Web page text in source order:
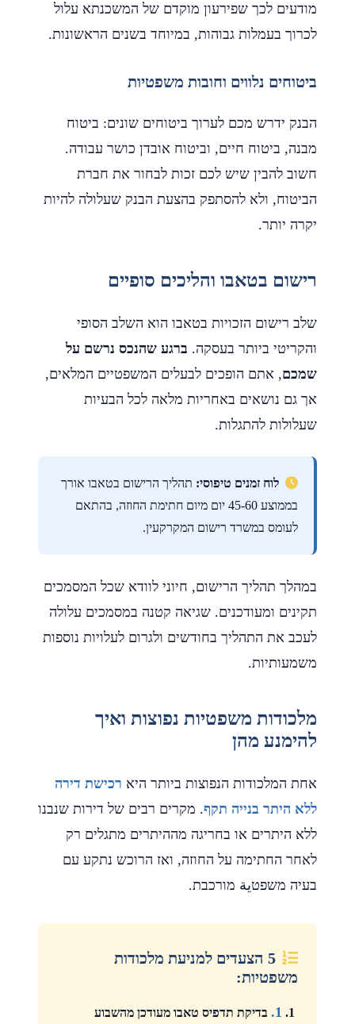
מודעים לכך שפירעון מוקדם של המשכנתא עלול
לכרוך בעמלות גבוהות, במיוחד בשנים הראשונות.
ביטוחים נלווים וחובות משפטיות
הבנק ידרש מכם לערוך ביטוחים שונים: ביטוח
מבנה, ביטוח חיים, וביטוח אובדן כושר עבודה.
חשוב להבין שיש לכם זכות לבחור את חברת
הביטוח, ולא להסתפק בהצעת הבנק שעלולה להיות
יקרה יותר.
רישום בטאבו והליכים סופיים
שלב רישום הזכויות בטאבו הוא השלב הסופי
והקריטי ביותר בעסקה. ברגע שהנכס נרשם על
שמכם, אתם הופכים לבעלים המשפטיים המלאים,
אך גם נושאים באחריות מלאה לכל הבעיות
שעלולות להתגלות.
לוח זמנים טיפוסי: תהליך הרישום בטאבו אורך
בממוצע 45-60 יום מיום חתימת החוזה, בהתאם
לעומס במשרד רישום המקרקעין.
במהלך תהליך הרישום, חיוני לוודא שכל המסמכים
תקינים ומעודכנים. שגיאה קטנה במסמכים עלולה
לעכב את התהליך בחודשים ולגרום לעלויות נוספות
משמעותיות.
מלכודות משפטיות נפוצות ואיך
להימנע מהן
אחת המלכודות הנפוצות ביותר היא רכישת דירה
ללא היתר בנייה תקף. מקרים רבים של דירות שנבנו
ללא היתרים או בחריגה מההיתרים מתגלים רק
לאחר החתימה על החוזה, ואז הרוכש נתקע עם
בעיה משפטية מורכבת.
5 הצעדים למניעת מלכודות
משפטיות:
1. בדיקת תדפיס טאבו מעודכן מהשבוע